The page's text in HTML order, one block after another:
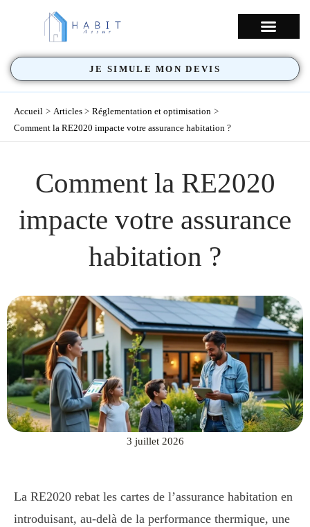
contenu
JE SIMULE MON DEVIS
Accueil Articles
Réglementation et optimisation
Comment la RE2020 impacte votre assurance habitation ?
Comment la RE2020
impacte votre assurance
habitation ?
3 juillet 2026
La RE2020 rebat les cartes de l’assurance habitation en
introduisant, au-delà de la performance thermique, une